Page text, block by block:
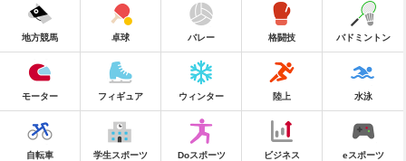
地方競馬 卓球 バレー 格闘技 バドミントン
モーター フィギュア ウィンター 陸上 水泳
自転車 学生スポーツ Doスポーツ ビジネス eスポーツ